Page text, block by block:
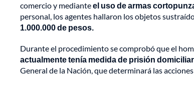
comercio y medianteel uso de armas
personal, los agentes hallaron los objetos
1.000.000 de pesos.
Durante el procedimiento se comprobó que el
actualmente tenía medida de prisión
General de la Nación, que determinará las